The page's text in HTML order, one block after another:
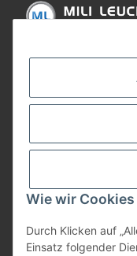
Wie wir
Durch Klicken auf
Einsatz folgender
Gesetzliche
Bezahlung